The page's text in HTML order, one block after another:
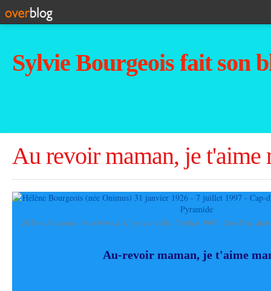
Sylvie Bourgeois fait son
Au revoir maman, je t'aime
Hélène Bourgeois (née Onimus) 31 janvier 1926 - 7 juillet 1997 - Cap-d'Ail.
Au-revoir maman, je t'aime